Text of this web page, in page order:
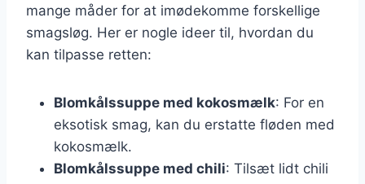
mange måder for at imødekomme forskellige
smagsløg. Her er nogle ideer til, hvordan du
kan tilpasse retten:
Blomkålssuppe med kokosmælk: For en
eksotisk smag, kan du erstatte fløden med
kokosmælk.
Blomkålssuppe med chili: Tilsæt lidt chili